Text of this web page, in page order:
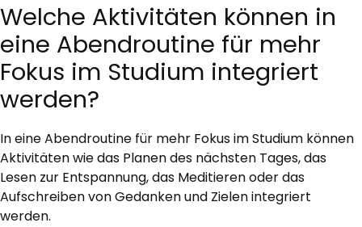
Welche Aktivitäten können in
eine Abendroutine für mehr
Fokus im Studium integriert
werden?
In eine Abendroutine für mehr Fokus im Studium können
Aktivitäten wie das Planen des nächsten Tages, das
Lesen zur Entspannung, das Meditieren oder das
Aufschreiben von Gedanken und Zielen integriert
werden.